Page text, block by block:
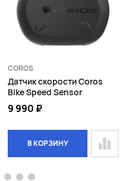
COROS
Датчик скорости Coros
Bike Speed Sensor
9 990 ₽
В КОРЗИНУ